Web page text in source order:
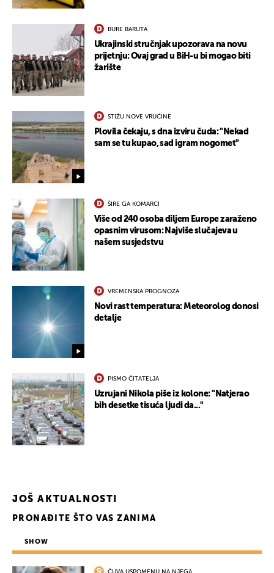
BURE BARUTA
Ukrajinski stručnjak upozorava na novu
prijetnju: Ovaj grad u BiH-u bi mogao biti
žarište
STIŽU NOVE VRUĆINE
Plovila čekaju, s dna izviru čuda: "Nekad
sam se tu kupao, sad igram nogomet"
ŠIRE GA KOMARCI
Više od 240 osoba diljem Europe zaraženo
opasnim virusom: Najviše slučajeva u
našem susjedstvu
VREMENSKA PROGNOZA
Novi rast temperatura: Meteorolog donosi
detalje
PISMO ČITATELJA
Uzrujani Nikola piše iz kolone: "Natjerao
bih desetke tisuća ljudi da..."
JOŠ AKTUALNOSTI
PRONAĐITE ŠTO VAS ZANIMA
SHOW